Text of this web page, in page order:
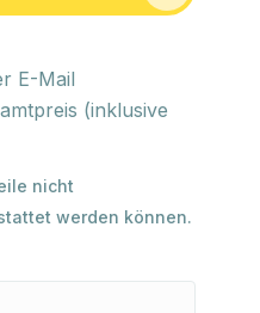
E-Mail
(inklusive
nicht
werden können.